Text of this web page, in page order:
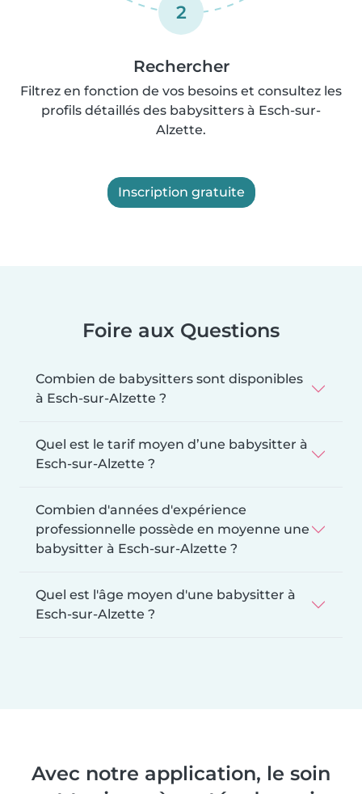
2
Rechercher
Filtrez en fonction de vos besoins et consultez les
profils détaillés des babysitters à Esch-sur-
Alzette.
Inscription gratuite
Foire aux Questions
Combien de babysitters sont disponibles
à Esch-sur-Alzette ?
Quel est le tarif moyen d’une babysitter à
Esch-sur-Alzette ?
Combien d'années d'expérience
professionnelle possède en moyenne une
babysitter à Esch-sur-Alzette ?
Quel est l'âge moyen d'une babysitter à
Esch-sur-Alzette ?
Avec notre application, le soin